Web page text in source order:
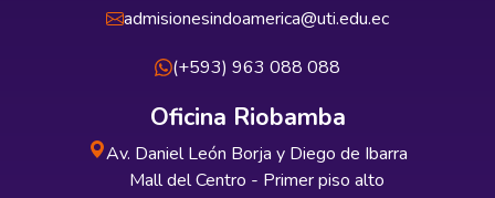
admisionesindoamerica@uti.edu.ec
(+593) 963 088 088
Oficina Riobamba
Av. Daniel León Borja y Diego de Ibarra
Mall del Centro - Primer piso alto